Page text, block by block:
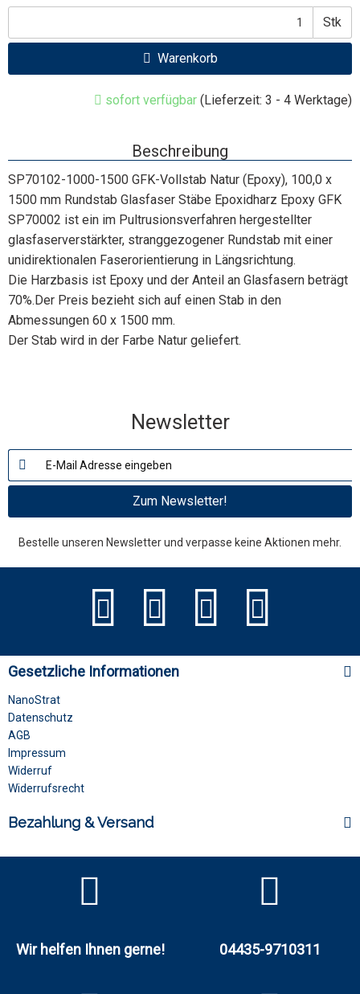
Stk
Warenkorb
sofort verfügbar (Lieferzeit: 3 - 4 Werktage)
Beschreibung
SP70102-1000-1500 GFK-Vollstab Natur (Epoxy), 100,0 x
1500 mm Rundstab Glasfaser Stäbe Epoxidharz Epoxy GFK
SP70002 ist ein im Pultrusionsverfahren hergestellter
glasfaserverstärkter, stranggezogener Rundstab mit einer
unidirektionalen Faserorientierung in Längsrichtung.
Die Harzbasis ist Epoxy und der Anteil an Glasfasern beträgt
70%.Der Preis bezieht sich auf einen Stab in den
Abmessungen 60 x 1500 mm.
Der Stab wird in der Farbe Natur geliefert.
Newsletter
Zum Newsletter!
Bestelle unseren Newsletter und verpasse keine Aktionen mehr.
Gesetzliche Informationen
NanoStrat
Datenschutz
AGB
Impressum
Widerruf
Widerrufsrecht
Bezahlung & Versand
Wir helfen Ihnen gerne! 04435-9710311